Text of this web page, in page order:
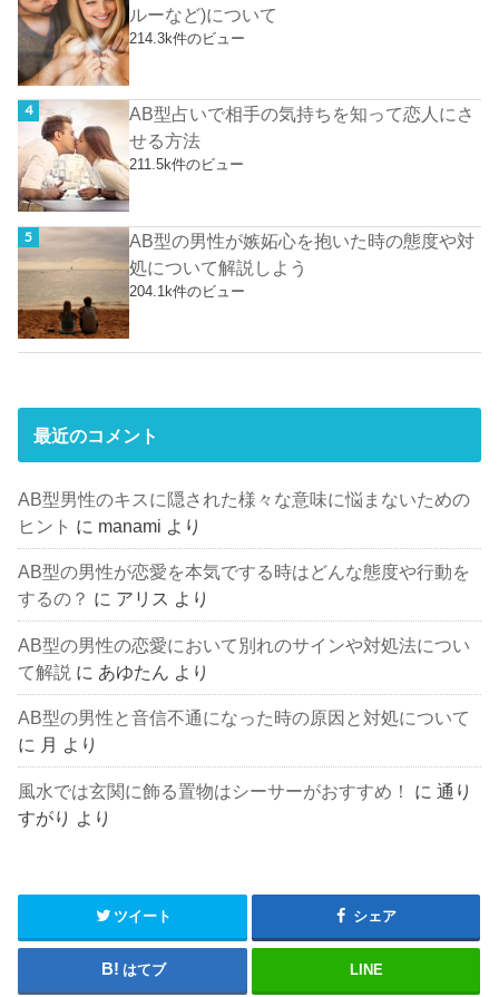
ルーなど)について
214.3k件のビュー
AB型占いで相手の気持ちを知って恋人にさ
せる方法
211.5k件のビュー
AB型の男性が嫉妬心を抱いた時の態度や対
処について解説しよう
204.1k件のビュー
最近のコメント
AB型男性のキスに隠された様々な意味に悩まないための
ヒント に manami より
AB型の男性が恋愛を本気でする時はどんな態度や行動を
するの？ に アリス より
AB型の男性の恋愛において別れのサインや対処法につい
て解説 に あゆたん より
AB型の男性と音信不通になった時の原因と対処について
に 月 より
風水では玄関に飾る置物はシーサーがおすすめ！ に通り
すがり
より
ツイート シェア
はてブ LINE